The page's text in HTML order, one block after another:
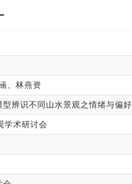
、林燕资
辨识不同山水景观之情绪与偏好
学术研讨会